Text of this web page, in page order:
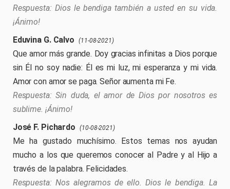
Dios le bendiga también a usted en su vida.
¡Ánimo!
Eduvina G. Calvo
(11-08-2021)
Que amor más grande. Doy gracias infinitas a Dios porque
sin Él no soy nadie: Él es mi luz, mi esperanza y mi vida.
Amor con amor se paga. Señor aumenta mi Fe.
Sin duda, el amor de Dios por nosotros es
sublime. ¡Ánimo!
José F. Pichardo
(10-08-2021)
Me ha gustado muchísimo. Estos temas nos ayudan
mucho a los que queremos conocer al Padre y al Hijo a
través de la palabra. Felicidades.
Nos alegramos de ello. Dios le bendiga. La